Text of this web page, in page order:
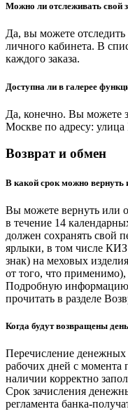
Можно ли отслеживать свой
Да, вы можете отследить
личного кабинета. В
каждого заказа.
Доступна ли в галерее
Да, конечно. Вы можете
Москве по адресу: улица
Возврат и обмен
В какой срок можно вернуть
Вы можете вернуть или
в течение 14
должен сохранять свой
ярлыки, в том числе
знак) на меховых
от того, что
Подробную информацию
прочитать в разделе
Когда будут возвращены
Перечисление денежных
рабочих дней с момента
наличии корректно
Срок зачисления
регламента банка-